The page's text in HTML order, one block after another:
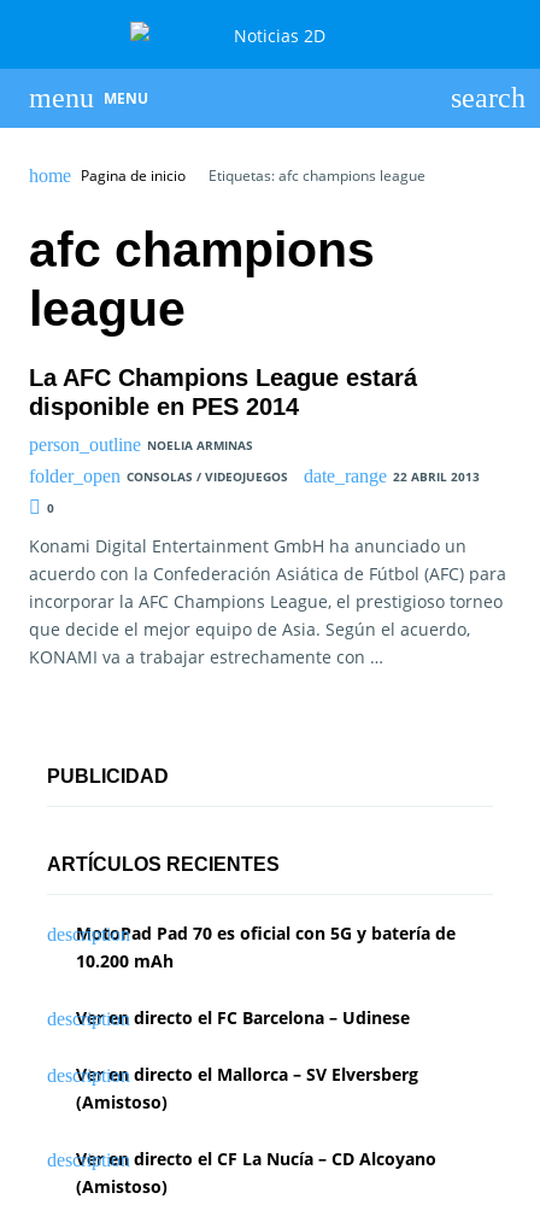
MENU
Pagina de inicio Etiquetas: afc champions league
afc champions
league
La AFC Champions League estará
disponible en PES 2014
NOELIA ARMINAS
CONSOLAS / VIDEOJUEGOS
22 ABRIL 2013
0
Konami Digital Entertainment GmbH ha anunciado un
acuerdo con la Confederación Asiática de Fútbol (AFC) para
incorporar la AFC Champions League, el prestigioso torneo
que decide el mejor equipo de Asia. Según el acuerdo,
KONAMI va a trabajar estrechamente con …
PUBLICIDAD
ARTÍCULOS RECIENTES
MotoPad Pad 70 es oficial con 5G y batería de
10.200 mAh
Ver en directo el FC Barcelona – Udinese
Ver en directo el Mallorca – SV Elversberg
(Amistoso)
Ver en directo el CF La Nucía – CD Alcoyano
(Amistoso)